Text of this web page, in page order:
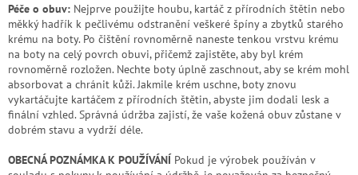
Péče o obuv: Nejprve použijte houbu, kartáč z přírodních štětin nebo
měkký hadřík k pečlivému odstranění veškeré špíny a zbytků starého
krému na boty. Po čištění rovnoměrně naneste tenkou vrstvu krému
na boty na celý povrch obuvi, přičemž zajistěte, aby byl krém
rovnoměrně rozložen. Nechte boty úplně zaschnout, aby se krém mohl
absorbovat a chránit kůži. Jakmile krém uschne, boty znovu
vykartáčujte kartáčem z přírodních štětin, abyste jim dodali lesk a
finální vzhled. Správná údržba zajistí, že vaše kožená obuv zůstane v
dobrém stavu a vydrží déle.
OBECNÁ POZNÁMKA K POUŽÍVÁNÍ Pokud je výrobek používán v